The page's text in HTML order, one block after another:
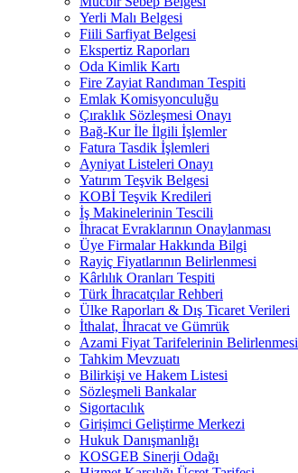
Yerli Malı Belgesi
Fiili Sarfiyat Belgesi
Ekspertiz Raporları
Oda Kimlik Kartı
Fire Zayiat Randıman Tespiti
Emlak Komisyonculuğu
Çıraklık Sözleşmesi Onayı
Bağ-Kur İle İlgili İşlemler
Fatura Tasdik İşlemleri
Ayniyat Listeleri Onayı
Yatırım Teşvik Belgesi
KOBİ Teşvik Kredileri
İş Makinelerinin Tescili
İhracat Evraklarının Onaylanması
Üye Firmalar Hakkında Bilgi
Rayiç Fiyatlarının Belirlenmesi
Kârlılık Oranları Tespiti
Türk İhracatçılar Rehberi
Ülke Raporları & Dış Ticaret Verileri
İthalat, İhracat ve Gümrük
Azami Fiyat Tarifelerinin Belirlenmesi
Tahkim Mevzuatı
Bilirkişi ve Hakem Listesi
Sözleşmeli Bankalar
Sigortacılık
Girişimci Geliştirme Merkezi
Hukuk Danışmanlığı
KOSGEB Sinerji Odağı